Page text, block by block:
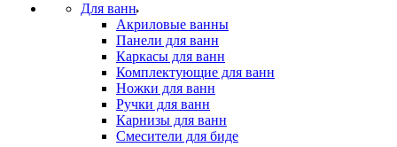
Для ванн
Акриловые ванны
Панели для ванн
Каркасы для ванн
Комплектующие для ванн
Ножки для ванн
Ручки для ванн
Карнизы для ванн
Смесители для биде